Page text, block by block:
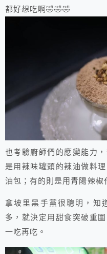
都好想吃啊🤣🤣🤣
也考驗廚師們的應變能力
是用辣味罐頭的辣油做料
油包；有的則是用青陽辣椒
拿坡里黑手黨很聰明，知
多，就決定用甜食突破重
一吃再吃。